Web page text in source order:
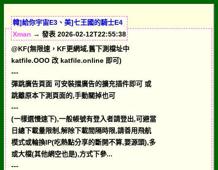
韓]給你宇宙E3、美]七王國的騎士E4
Xman → 發表 2026-02-12T22:55:38
@KF(無限速，KF更網域,舊下測檔址中
katfile.OOO 改 katfile.online 即可)
---
彈跳廣告頁面 可安裝擋廣告的擴充插件即可 或
跳離原本下測頁面的,手動關掉也可
---
(一樣選慢速下),一般帳號有登入者請登出,可避當
日總下載量限制,解除下載間隔時限,請善用飛航
模式或輪換IP(吃熱點分享的斷開不算,要源頭),多
或大檔(其他網空也是),方式下參...
---